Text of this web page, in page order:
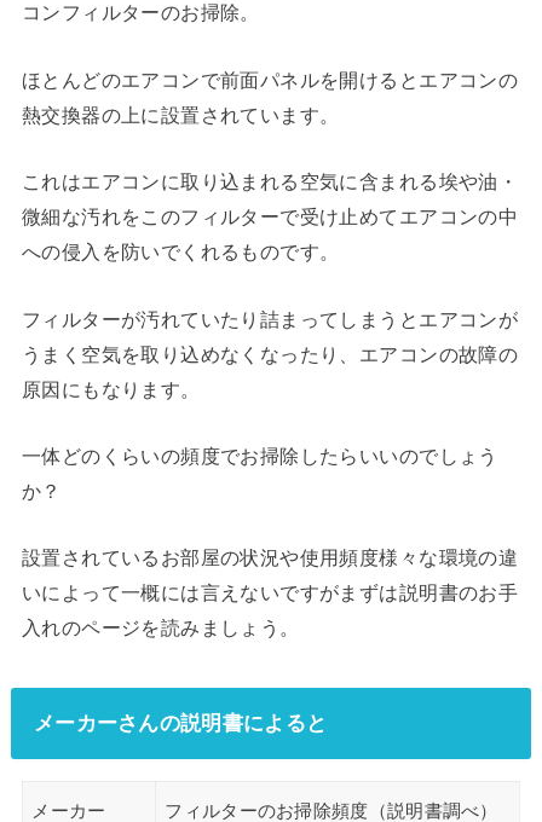
コンフィルターのお掃除。
ほとんどのエアコンで前面パネルを開けるとエアコンの
熱交換器の上に設置されています。
これはエアコンに取り込まれる空気に含まれる埃や油・
微細な汚れをこのフィルターで受け止めてエアコンの中
への侵入を防いでくれるものです。
フィルターが汚れていたり詰まってしまうとエアコンが
うまく空気を取り込めなくなったり、エアコンの故障の
原因にもなります。
一体どのくらいの頻度でお掃除したらいいのでしょう
か？
設置されているお部屋の状況や使用頻度様々な環境の違
いによって一概には言えないですがまずは説明書のお手
入れのページを読みましょう。
メーカーさんの説明書によると
メーカー フィルターのお掃除頻度（説明書調べ）